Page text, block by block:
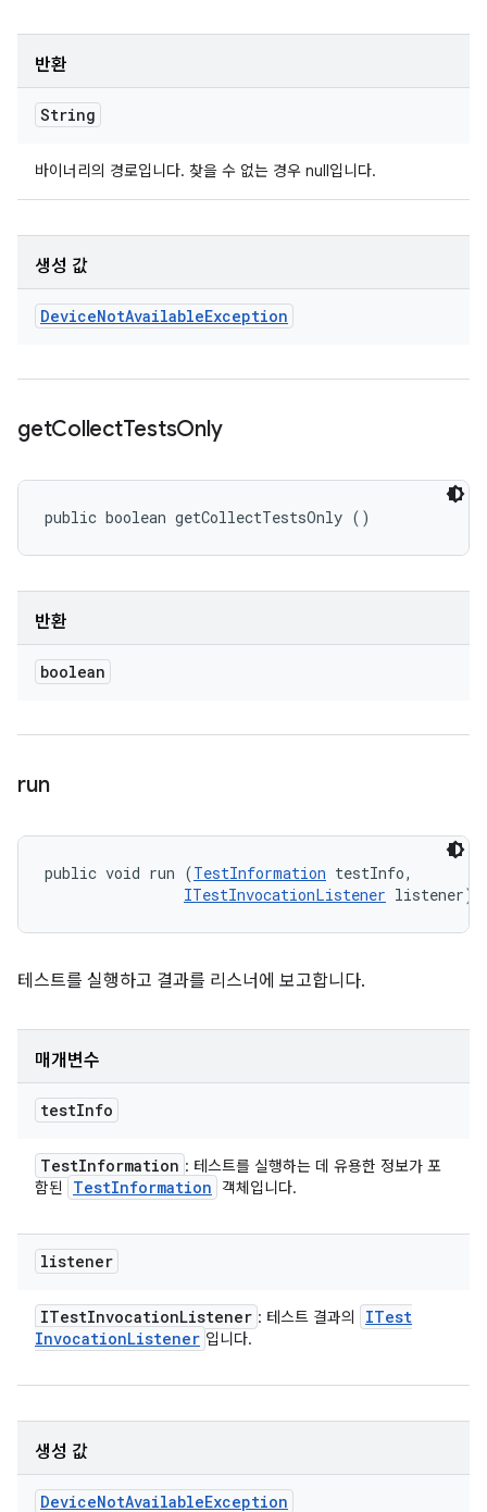
반환
String
바이너리의 경로입니다. 찾을 수 없는 경우 null입니다.
생성 값
DeviceNotAvailableException
getCollectTestsOnly
public boolean getCollectTestsOnly ()
반환
boolean
run
public void run (TestInformation testInfo,
ITestInvocationListener listener)
테스트를 실행하고 결과를 리스너에 보고합니다.
매개변수
testInfo
TestInformation : 테스트를 실행하는 데 유용한 정보가 포
함된
TestInformation 객체입니다.
listener
ITestInvocationListener : 테스트 결과의
ITest
InvocationListener 입니다.
생성 값
DeviceNotAvailableException